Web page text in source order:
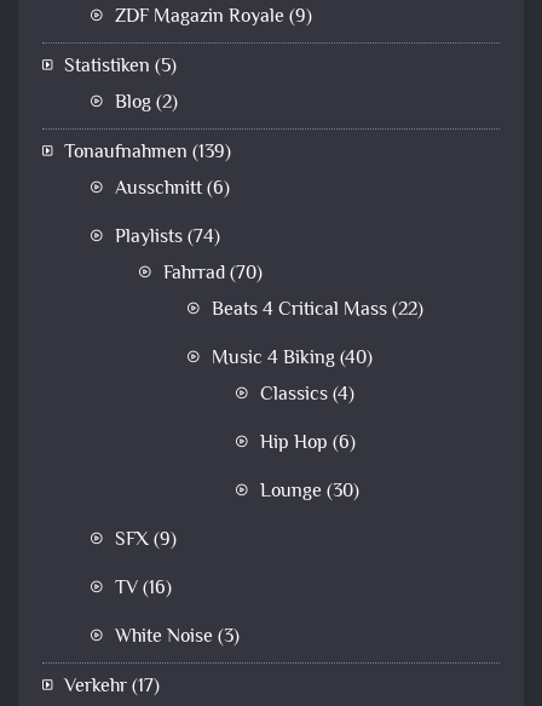
ZDF Magazin Royale (9)
Statistiken (5)
Blog(2)
Tonaufnahmen (139)
Ausschnitt(6)
Playlists(74)
Fahrrad(70)
Beats 4 Critical Mass(22)
Music 4 Biking(40)
Classics(4)
Hip Hop (6)
Lounge (30)
SFX(9)
TV(16)
White Noise (3)
Verkehr(17)